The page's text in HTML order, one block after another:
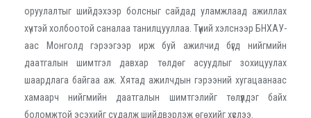
оруулалтыг шийдэхээр болсныг сайдад уламжлаад ажиллах
хүчтэй холбоотой саналаа танилцууллаа. Түүний хэлснээр БНХАУ-
аас Монголд гэрээгээр ирж буй ажилчид бүгд нийгмийн
даатгалын шимтгэл давхар төлдөг асуудлыг зохицуулах
шаардлага байгаа аж. Хятад ажилчдын гэрээний хугацаанаас
хамаарч нийгмийн даатгалын шимтгэлийг төлүүлдэг байх
боломжтой эсэхийг судалж шийдвэрлэж өгөхийг хүслээ.